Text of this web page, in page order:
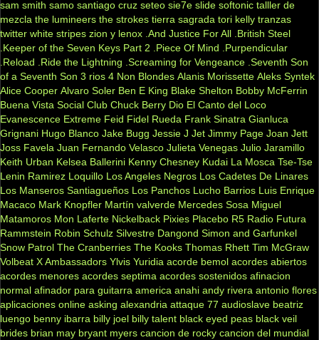
sam smith samo santiago cruz seteo sie7e slide softonic talller de
mezcla the lumineers the strokes tierra sagrada tori kelly tranzas
twitter white stripes zion y lenox .And Justice For All .British Steel
.Keeper of the Seven Keys Part 2
.Piece Of Mind
.Purpendicular
.Reload
.Ride the Lightning .Screaming for Vengeance .Seventh Son
of a Seventh Son 3 rios 4 Non Blondes Alanis Morissette Aleks Syntek
Alice Cooper Alvaro Soler Ben E King Blake Shelton Bobby McFerrin
Buena Vista Social Club Chuck Berry Dio El Canto del Loco
Evanescence Extreme Feid Fidel Rueda Frank Sinatra Gianluca
Grignani Hugo Blanco Jake Bugg Jessie J Jet Jimmy Page Joan Jett
Joss Favela Juan Fernando Velasco Julieta Venegas Julio Jaramillo
Keith Urban Kelsea Ballerini Kenny Chesney Kudai La Mosca Tse-Tse
Lenin Ramirez Loquillo Los Angeles Negros Los Cadetes De Linares
Los Manseros Santiagueños Los Panchos Lucho Barrios Luis Enrique
Macaco Mark Knopfler Martín valverde Mercedes Sosa Miguel
Matamoros Mon Laferte Nickelback Pixies Placebo R5 Radio Futura
Rammstein Robin Schulz Silvestre Dangond Simon and Garfunkel
Snow Patrol The Cranberries The Kooks Thomas Rhett Tim McGraw
Volbeat X Ambassadors Ylvis Yuridia acorde bemol acordes abiertos
acordes menores acordes septima acordes sostenidos afinacion
normal afinador para guitarra america anahi andy rivera antonio flores
aplicaciones online asking alexandria attaque 77 audioslave beatriz
luengo benny ibarra billy joel billy talent black eyed peas black veil
brides brian may bryant myers cancion de rocky cancion del mundial